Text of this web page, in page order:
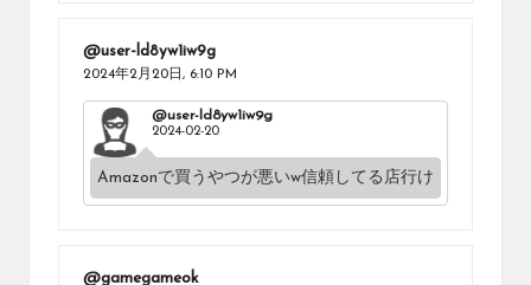
@user-ld8yw1iw9g
2024年2月20日, 6:10 PM
@user-ld8yw1iw9g
2024-02-20
Amazonで買うやつが悪いw信頼してる店行け
@gamegameok